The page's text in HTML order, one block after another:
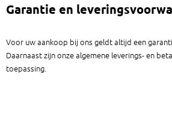
Garantie en
Voor uw aankoop bij ons geldt altijd een
Daarnaast zijn onze algemene leverings- en
toepassing.